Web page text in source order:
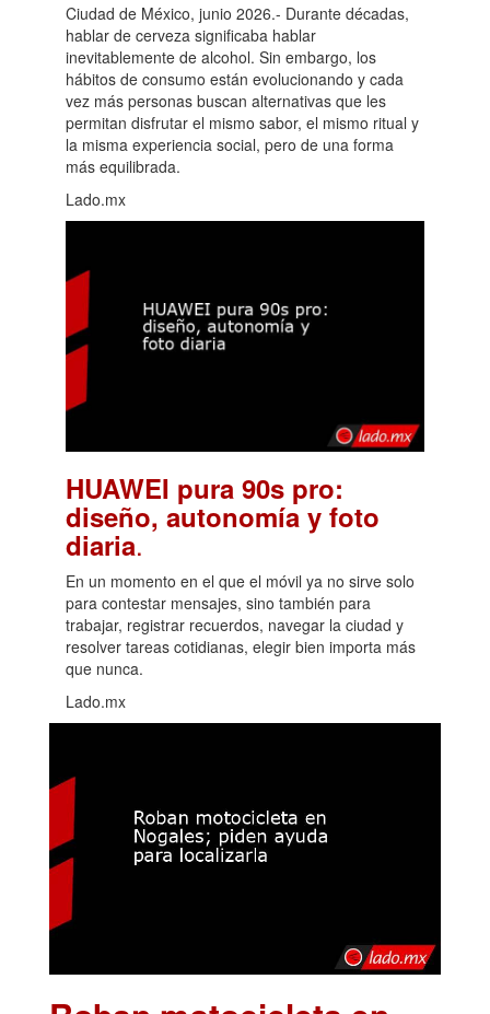
Ciudad de México, junio 2026.- Durante décadas,
hablar de cerveza significaba hablar
inevitablemente de alcohol. Sin embargo, los
hábitos de consumo están evolucionando y cada
vez más personas buscan alternativas que les
permitan disfrutar el mismo sabor, el mismo ritual y
la misma experiencia social, pero de una forma
más equilibrada.
Lado.mx
HUAWEI pura 90s pro:
diseño, autonomía y foto
diaria.
En un momento en el que el móvil ya no sirve solo
para contestar mensajes, sino también para
trabajar, registrar recuerdos, navegar la ciudad y
resolver tareas cotidianas, elegir bien importa más
que nunca.
Lado.mx